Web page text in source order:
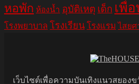
หอพัก ห้องน้ำ อุบัติเหตุ เด็ก เพื่
โรงพยาบาล โรงเรียน โรงแรม ไสยศ
เว็บไซต์เพื่อความบันเทิงแนวสยอง